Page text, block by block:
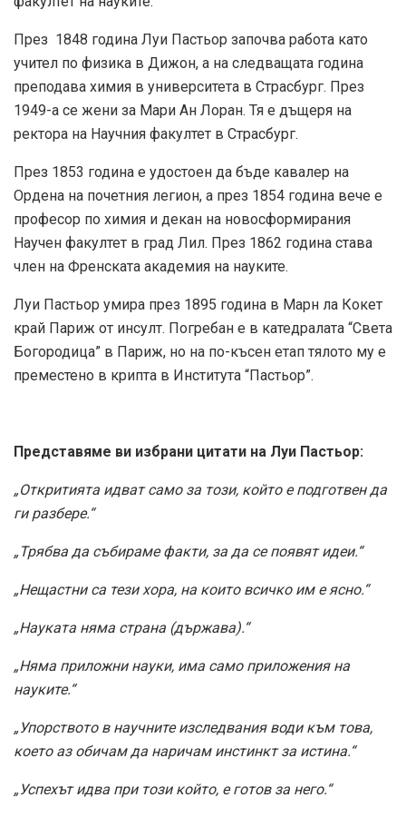
През 1848 година Луи Пастьор започва работа като
учител по физика в Дижон, а на следващата година
преподава химия в университета в Страсбург. През
1949-а се жени за Мари Ан Лоран. Тя е дъщеря на
ректора на Научния факултет в Страсбург.
През 1853 година е удостоен да бъде кавалер на
Ордена на почетния легион, а през 1854 година вече е
професор по химия и декан на новосформирания
Научен факултет в град Лил. През 1862 година става
член на Френската академия на науките.
Луи Пастьор умира през 1895 година в Марн ла Кокет
край Париж от инсулт. Погребан е в катедралата “Света
Богородица” в Париж, но на по-късен етап тялото му е
преместено в крипта в Института “Пастьор”.
Представяме ви избрани цитати на Луи Пастьор:
„Откритията идват само за този, който е подготвен да
ги разбере.“
„Трябва да събираме факти, за да се появят идеи.“
„Нещастни са тези хора, на които всичко им е ясно.“
„Науката няма страна (държава).“
„Няма приложни науки, има само приложения на
науките.“
„Упорството в научните изследвания води към това,
което аз обичам да наричам инстинкт за истина.“
„Успехът идва при този който, е готов за него.“